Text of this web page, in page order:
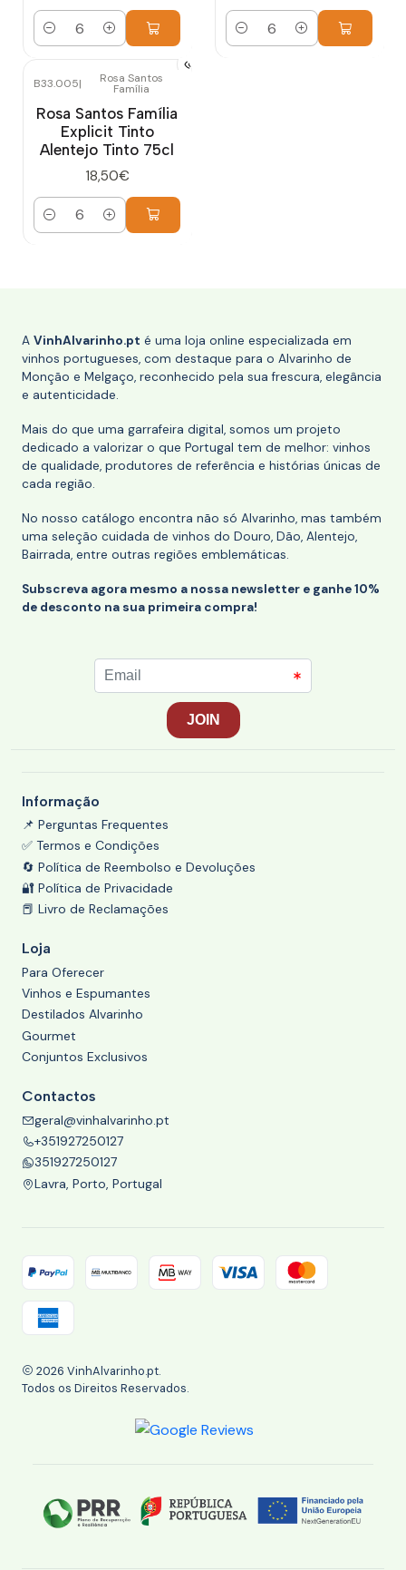
Quantidade Quantidade
B33.005| Rosa Santos
Família
Rosa Santos Família
Explicit Tinto
Alentejo Tinto 75cl
18,50€
Quantidade
A VinhAlvarinho.pt é uma loja online especializada em
vinhos portugueses, com destaque para o Alvarinho de
Monção e Melgaço, reconhecido pela sua frescura, elegância
e autenticidade.
Mais do que uma garrafeira digital, somos um projeto
dedicado a valorizar o que Portugal tem de melhor: vinhos
de qualidade, produtores de referência e histórias únicas de
cada região.
No nosso catálogo encontra não só Alvarinho, mas também
uma seleção cuidada de vinhos do Douro, Dão, Alentejo,
Bairrada, entre outras regiões emblemáticas.
Subscreva agora mesmo a nossa newsletter e ganhe 10%
de desconto na sua primeira compra!
Informação
📌 Perguntas Frequentes
✅ Termos e Condições
🔄 Política de Reembolso e Devoluções
🔐 Política de Privacidade
📕 Livro de Reclamações
Loja
Para Oferecer
Vinhos e Espumantes
Destilados Alvarinho
Gourmet
Conjuntos Exclusivos
Contactos
geral@vinhalvarinho.pt
+351927250127
351927250127
Lavra, Porto, Portugal
2026 VinhAlvarinho.pt.
Todos os Direitos Reservados.